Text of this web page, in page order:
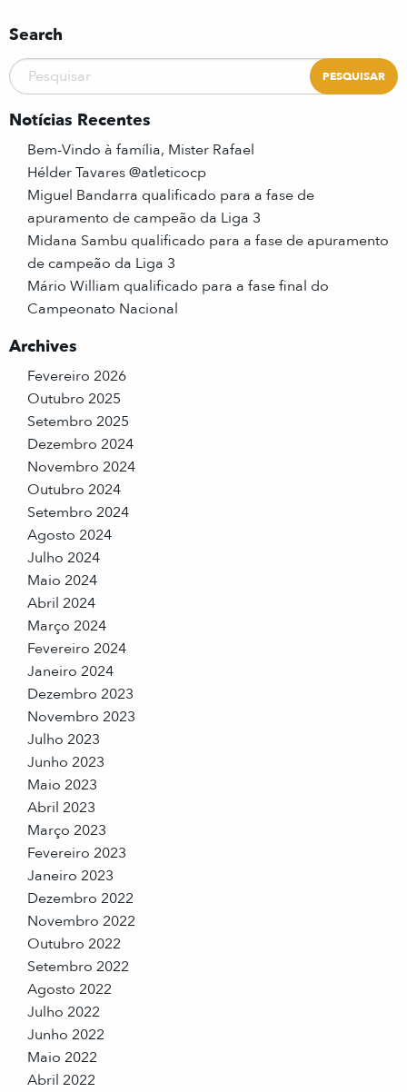
Search
Notícias Recentes
Bem-Vindo à família, Mister Rafael
Hélder Tavares @atleticocp
Miguel Bandarra qualificado para a fase de
apuramento de campeão da Liga 3
Midana Sambu qualificado para a fase de apuramento
de campeão da Liga 3
Mário William qualificado para a fase final do
Campeonato Nacional
Archives
Fevereiro 2026
Outubro 2025
Setembro 2025
Dezembro 2024
Novembro 2024
Outubro 2024
Setembro 2024
Agosto 2024
Julho 2024
Maio 2024
Abril 2024
Março 2024
Fevereiro 2024
Janeiro 2024
Dezembro 2023
Novembro 2023
Julho 2023
Junho 2023
Maio 2023
Abril 2023
Março 2023
Fevereiro 2023
Janeiro 2023
Dezembro 2022
Novembro 2022
Outubro 2022
Setembro 2022
Agosto 2022
Julho 2022
Junho 2022
Maio 2022
Abril 2022